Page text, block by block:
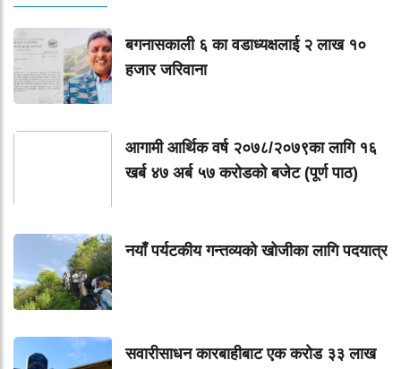
बगनासकाली ६ का वडाध्यक्षलाई २ लाख १०
हजार जरिवाना
आगामी आर्थिक वर्ष २०७८/२०७९का लागि १६
खर्ब ४७ अर्ब ५७ करोडको बजेट (पूर्ण पाठ)
नयाँ पर्यटकीय गन्तव्यको खोजीका लागि पदयात्र
सवारीसाधन कारबाहीबाट एक करोड ३३ लाख